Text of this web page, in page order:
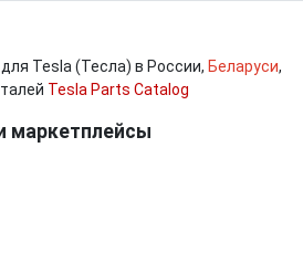
Tesla (Тесла) в России, Беларуси,
Tesla Parts Catalog
маркетплейсы